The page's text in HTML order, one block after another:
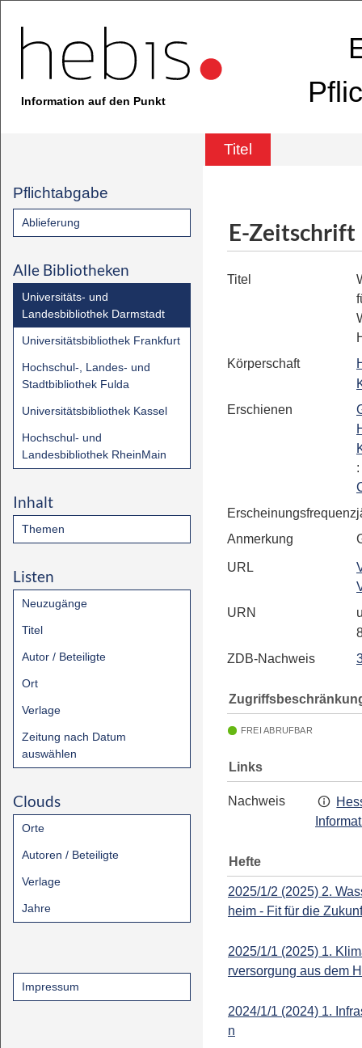
Information auf den Punkt
Titel
Pflichtabgabe
Ablieferung
Alle Bibliotheken
Universitäts- und
Landesbibliothek Darmstadt
Universitätsbibliothek Frankfurt
Hochschul-, Landes- und
Stadtbibliothek Fulda
Universitätsbibliothek Kassel
Hochschul- und
Landesbibliothek RheinMain
Inhalt
Themen
Listen
Neuzugänge
Titel
Autor / Beteiligte
Ort
Verlage
Zeitung nach Datum
auswählen
Clouds
Orte
Autoren / Beteiligte
Verlage
Jahre
Impressum
E-Zeitschrift
Titel
Körperschaft
Erschienen
:
Erscheinungsfrequenz
Anmerkung
URL
URN
ZDB-Nachweis
FREI ABRUFBAR
Links
Nachweis
Hefte
2025/1/2 (2025) 2.
heim - Fit für die
2025/1/1 (2025) 1.
rversorgung aus dem
2024/1/1 (2024) 1.
n